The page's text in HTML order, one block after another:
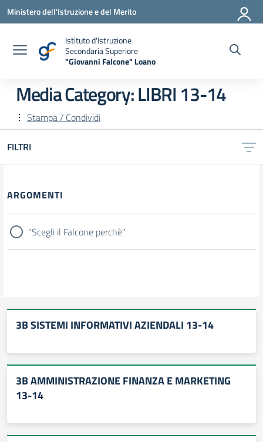
Vai ai contenuti
Vai al menu di navigazione
Vai al footer
Ministero dell'Istruzione e del Merito
Istituto d'Istruzione
Secondaria Superiore
"Giovanni Falcone" Loano
Media Category:LIBRI 13-14
Stampa / Condividi
FILTRI
Filtri
ARGOMENTI
"Scegli il Falcone perchè"
3B SISTEMI INFORMATIVI AZIENDALI 13-14
3B AMMINISTRAZIONE FINANZA E MARKETING
13-14